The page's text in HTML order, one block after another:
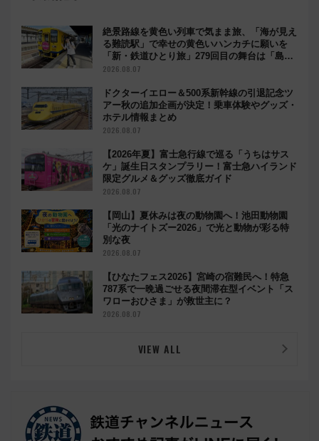
絶景路線を黄色い列車で気まま旅、「海が見え
る難読駅」で幸せの黄色いハンカチに願いを
「新・鉄道ひとり旅」279回目の舞台は「島原
鉄道」
2026.08.07
ドクターイエロー＆500系新幹線の引退記念ツ
アー秋の追加企画が決定！乗車体験やグッズ・
ホテル情報まとめ
2026.08.07
【2026年夏】富士急行線で巡る「うちはサス
ケ」誕生日スタンプラリー！富士急ハイランド
限定グルメ＆グッズ徹底ガイド
2026.08.07
【岡山】夏休みは夜の動物園へ！池田動物園
「光のナイトズー2026」で光と動物が彩る特
別な夜
2026.08.07
【ひなたフェス2026】宮崎の宿難民へ！特急
787系で一晩過ごせる夜間滞在型イベント「ス
ワローおひさま」が救世主に？
2026.08.07
VIEW ALL